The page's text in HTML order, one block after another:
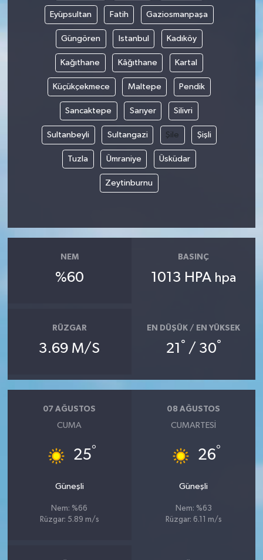
Eyüpsultan Fatih Gaziosmanpaşa
Güngören Istanbul Kadıköy
Kağıthane Kâğıthane Kartal
Küçükçekmece Maltepe Pendik
Sancaktepe Sarıyer Silivri
Sultanbeyli Sultangazi Şile Şişli
Tuzla Ümraniye Üsküdar
Zeytinburnu
NEM
%60
BASINÇ
1013 HPA hpa
RÜZGAR
3.69 M/S
EN DÜŞÜK / EN YÜKSEK
21 ° / 30°
07 AĞUSTOS
CUMA
25°
Güneşli
Nem: %66
Rüzgar: 5.89 m/s
08 AĞUSTOS
CUMARTESI
26°
Güneşli
Nem: %63
Rüzgar: 6.11 m/s